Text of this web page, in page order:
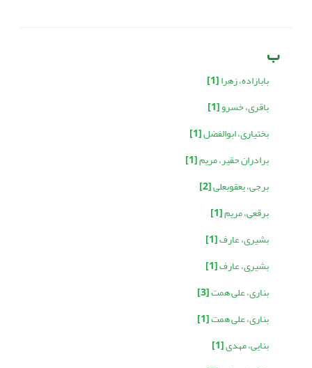
ب
بابازاده، زهرا[1]
باقری، خسرو[1]
بختیاری، ابوالفضل[1]
برادران حقیر، مریم[1]
برجی، یعقوبعلی[2]
برقعی، مریم[1]
بشیری، عارف[1]
بشیری، عارف[1]
بناری، علی همت[3]
بناری، علی همت[1]
بنایی، مهدی[1]